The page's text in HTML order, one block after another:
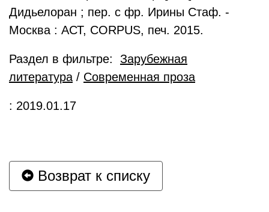
Дидьелоран ; пер. с фр. Ирины Стаф. -
Москва : АСТ, CORPUS, печ. 2015.
Раздел в фильтре: Зарубежная
литература / Современная проза
: 2019.01.17
Возврат к списку